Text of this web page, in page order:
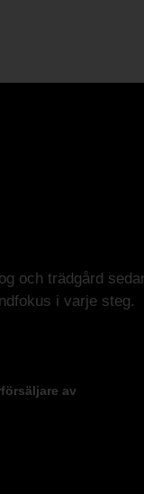
och trädgård
i varje steg.
av